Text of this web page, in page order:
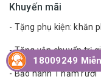
Khuyến mãi
- Tặng phụ kiện: khăn
- Tặng vận chuyển trị
- Bảo hành 1 năm rưỡi
18009249